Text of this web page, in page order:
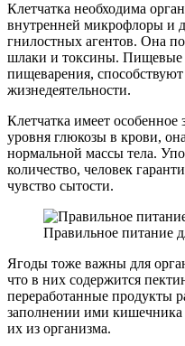
Клетчатка необходима
внутренней микрофлоры и
гнилостных агентов. Она
шлаки и токсины. Пищевые
пищеварения,
жизнедеятельности.
Клетчатка имеет особенное
уровня глюкозы в крови,
нормальной массы тела.
количество, человек
чувство сытости.
Правильное питание
Ягоды тоже важны для
что в них содержится
переработанные продукты
заполнении ими кишечника
их из организма.